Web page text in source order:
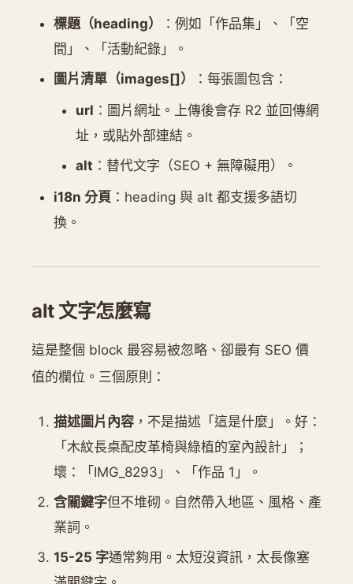
標題（heading）
：例如「作品集」、「空
間」、「活動紀錄」。
圖片清單（images[]）
：每張圖包含：
url ：圖片網址。上傳後會存 R2 並回傳網
址，或貼外部連結。
alt ：替代文字（SEO + 無障礙用）。
i18n 分頁 ：heading 與 alt 都支援多語切
換。
alt 文字怎麼寫
這是整個 block 最容易被忽略、卻最有 SEO 價
值的欄位。三個原則：
描述圖片內容 ，不是描述「這是什麼」。好：
「木紋長桌配皮革椅與綠植的室內設計」；
壞：「IMG_8293」、「作品 1」。
含關鍵字但不堆砌。自然帶入地區、風格、產
業詞。
15-25 字通常夠用。太短沒資訊，太長像塞